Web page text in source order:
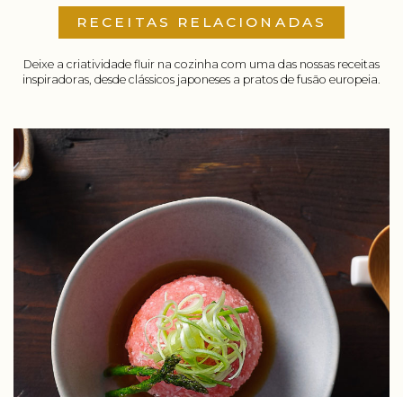
RECEITAS RELACIONADAS
Deixe a criatividade fluir na cozinha com uma das nossas receitas
inspiradoras, desde clássicos japoneses a pratos de fusão europeia.